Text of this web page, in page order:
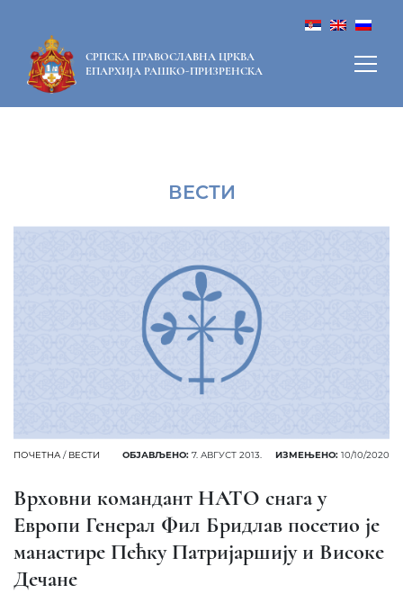
СРПСКА ПРАВОСЛАВНА ЦРКВА
ЕПАРХИЈА РАШКО-ПРИЗРЕНСКА
ВЕСТИ
ПОЧЕТНА / ВЕСТИ ОБЈАВЉЕНО: 7. АВГУСТ 2013. ИЗМЕЊЕНО: 10/10/2020
Врховни командант НАТО снага у
Европи Генерал Фил Бридлав посетио је
манастире Пећку Патријаршију и Високе
Дечане